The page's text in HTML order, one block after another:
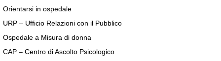
Orientarsi in ospedale
URP – Ufficio Relazioni con il Pubblico
Ospedale a Misura di donna
CAP – Centro di Ascolto Psicologico